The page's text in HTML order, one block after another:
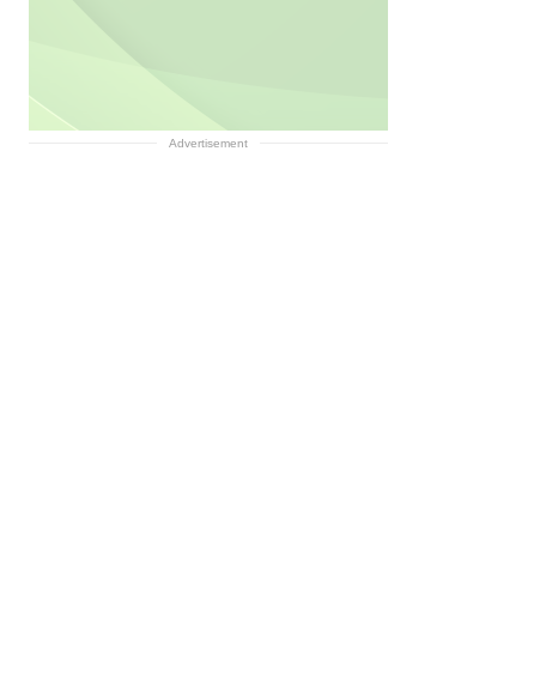
Advertisement